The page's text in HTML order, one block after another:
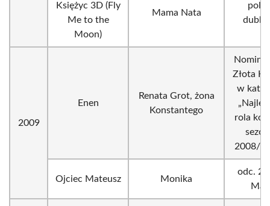
Księżyc 3D (Fly
Me to the
Moon)
Mama Nata
2009
Enen
Renata Grot, żona
Konstantego
Złota
w
rola
2008/
Ojciec Mateusz Monika
odc.
Mag